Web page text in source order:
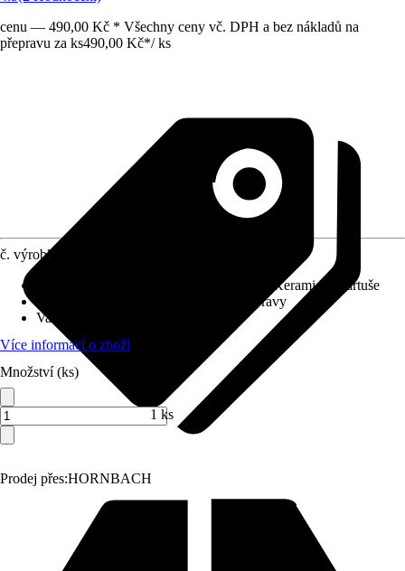
cenu — 490,00 Kč * Všechny ceny vč. DPH a bez nákladů na
přepravu za ks490,00 Kč*/ ks
Prodej přes:HORNBACH
č. výrobku
Otočné ramínko, Keramická kartuše
Bez odtokové soupravy
Varianta
Více informací o zboží
Množství (ks)
1 ks